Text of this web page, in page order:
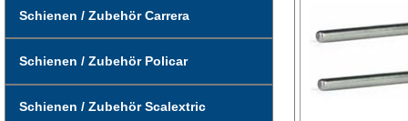
Schienen / Zubehör Carrera
Schienen / Zubehör Policar
Schienen / Zubehör Scalextric